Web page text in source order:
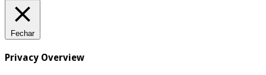
Fechar
Privacy Overview